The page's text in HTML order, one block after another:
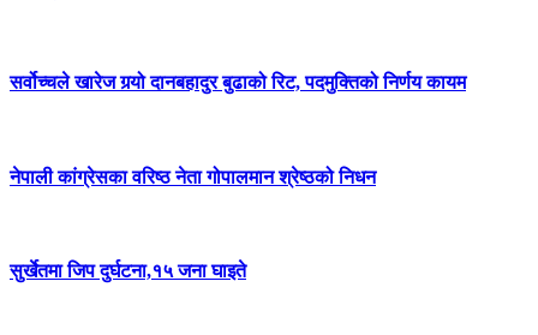
सर्वोच्चले खारेज गर्‍यो दानबहादुर बुढाको रिट, पदमुक्तिको निर्णय कायम
नेपाली कांग्रेसका वरिष्ठ नेता गोपालमान श्रेष्ठको निधन
सुर्खेतमा जिप दुर्घटना,१५ जना घाइते